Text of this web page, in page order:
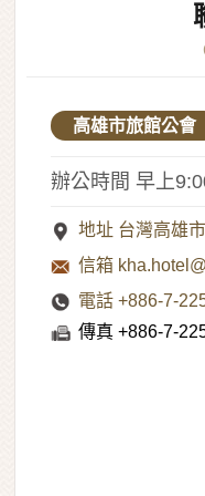
高雄市旅館公會
辦公時間 早上
地址 台灣高雄
信箱
電話 +886-7-
傳真 +886-7-